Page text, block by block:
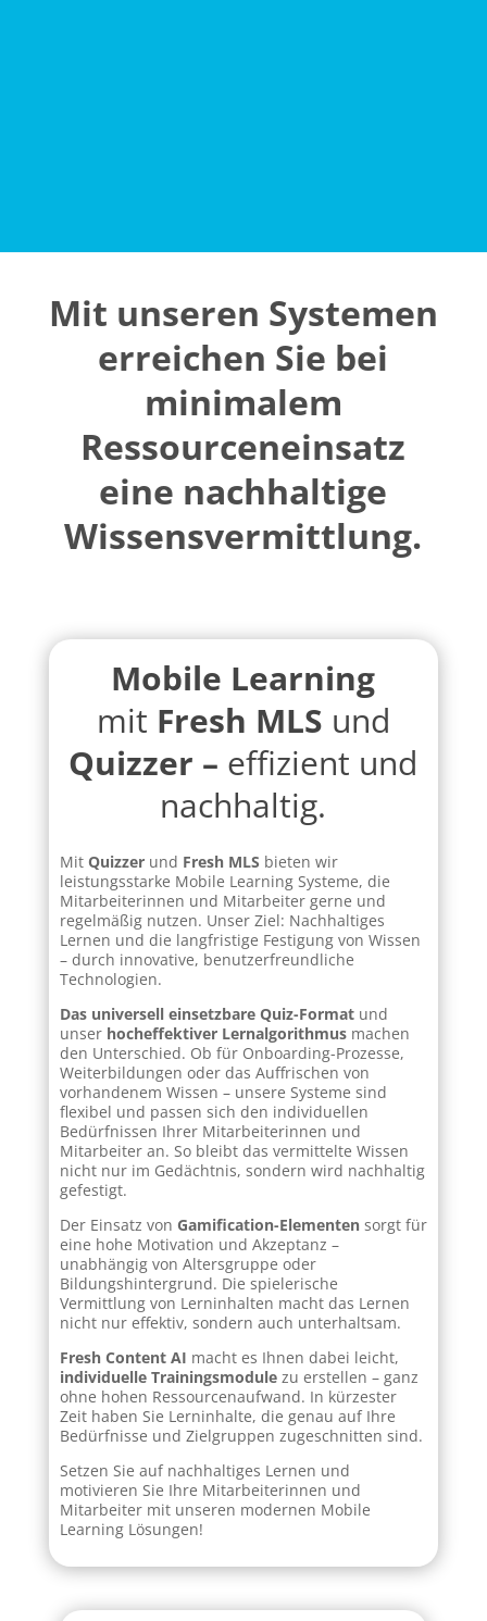
Mit unseren Systemen
erreichen Sie bei
minimalem
Ressourceneinsatz
eine nachhaltige
Wissensvermittlung.
Mobile Learning
mit Fresh MLS und
Quizzer – effizient und
nachhaltig.
Mit Quizzerund Fresh MLS bieten wir
leistungsstarke Mobile Learning Systeme, die
Mitarbeiterinnen und Mitarbeiter gerne und
regelmäßig nutzen. Unser Ziel: Nachhaltiges
Lernen und die langfristige Festigung von Wissen
– durch innovative, benutzerfreundliche
Technologien.
Das universell einsetzbare Quiz-Formatund
unser hocheffektiver Lernalgorithmusmachen
den Unterschied. Ob für Onboarding-Prozesse,
Weiterbildungen oder das Auffrischen von
vorhandenem Wissen – unsere Systeme sind
flexibel und passen sich den individuellen
Bedürfnissen Ihrer Mitarbeiterinnen und
Mitarbeiter an. So bleibt das vermittelte Wissen
nicht nur im Gedächtnis, sondern wird nachhaltig
gefestigt.
Der Einsatz von Gamification-Elementensorgt für
eine hohe Motivation und Akzeptanz –
unabhängig von Altersgruppe oder
Bildungshintergrund. Die spielerische
Vermittlung von Lerninhalten macht das Lernen
nicht nur effektiv, sondern auch unterhaltsam.
Fresh Content AI macht es Ihnen dabei leicht,
individuelle Trainingsmodulezu erstellen – ganz
ohne hohen Ressourcenaufwand. In kürzester
Zeit haben Sie Lerninhalte, die genau auf Ihre
Bedürfnisse und Zielgruppen zugeschnitten sind.
Setzen Sie auf nachhaltiges Lernen und
motivieren Sie Ihre Mitarbeiterinnen und
Mitarbeiter mit unseren modernen Mobile
Learning Lösungen!